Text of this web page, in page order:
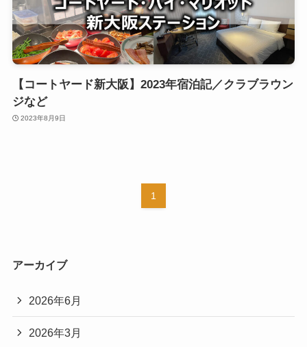
【コートヤード新大阪】2023年宿泊記／クラブラウン
ジなど
2023年8月9日
1
アーカイブ
2026年6月
2026年3月